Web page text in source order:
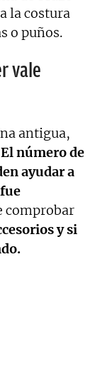
la costura
o puños.
vale
antigua,
El número de
ayudar a
comprobar
y si